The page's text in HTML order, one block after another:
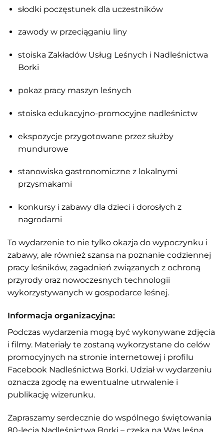
słodki poczęstunek dla uczestników
zawody w przeciąganiu liny
stoiska Zakładów Usług Leśnych i Nadleśnictwa
Borki
pokaz pracy maszyn leśnych
stoiska edukacyjno-promocyjne nadleśnictw
ekspozycje przygotowane przez służby
mundurowe
stanowiska gastronomiczne z lokalnymi
przysmakami
konkursy i zabawy dla dzieci i dorosłych z
nagrodami
To wydarzenie to nie tylko okazja do wypoczynku i
zabawy, ale również szansa na poznanie codziennej
pracy leśników, zagadnień związanych z ochroną
przyrody oraz nowoczesnych technologii
wykorzystywanych w gospodarce leśnej.
Informacja organizacyjna:
Podczas wydarzenia mogą być wykonywane zdjęcia
i filmy. Materiały te zostaną wykorzystane do celów
promocyjnych na stronie internetowej i profilu
Facebook Nadleśnictwa Borki. Udział w wydarzeniu
oznacza zgodę na ewentualne utrwalenie i
publikację wizerunku.
Zapraszamy serdecznie do wspólnego świętowania
80-lecia Nadleśnictwa Borki – czeka na Was leśna